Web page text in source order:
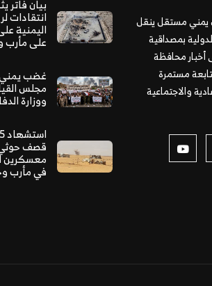
يمني مستقل ينقل
بمصداقية
محافظة
مستمرة
والاجتماعية
بيان فاتر
انتقادات
اليمنية
على
غضب
مجلس
ووزارة
قصف
معسكرين
في مأرب